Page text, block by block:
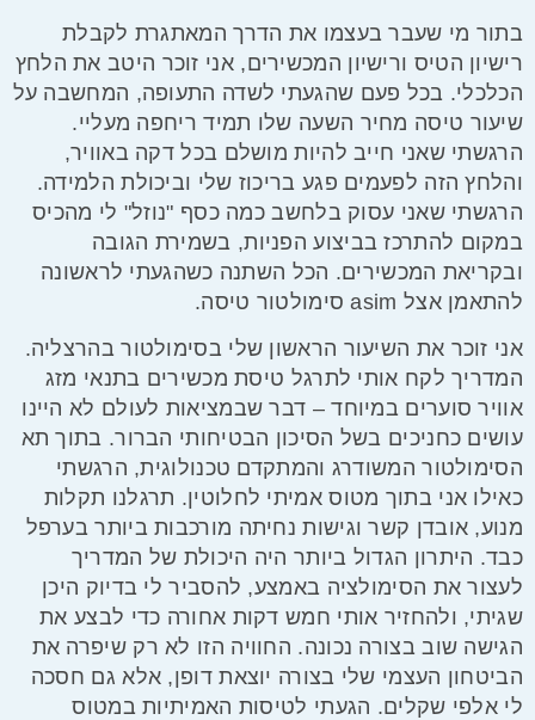
בתור מי שעבר בעצמו את הדרך המאתגרת לקבלת
רישיון הטיס ורישיון המכשירים, אני זוכר היטב את הלחץ
הכלכלי. בכל פעם שהגעתי לשדה התעופה, המחשבה על
שיעור טיסה מחיר השעה שלו תמיד ריחפה מעליי.
הרגשתי שאני חייב להיות מושלם בכל דקה באוויר,
והלחץ הזה לפעמים פגע בריכוז שלי וביכולת הלמידה.
הרגשתי שאני עסוק בלחשב כמה כסף "נוזל" לי מהכיס
במקום להתרכז בביצוע הפניות, בשמירת הגובה
ובקריאת המכשירים. הכל השתנה כשהגעתי לראשונה
להתאמן אצל asim סימולטור טיסה
.
אני זוכר את השיעור הראשון שלי בסימולטור בהרצליה.
המדריך לקח אותי לתרגל טיסת מכשירים בתנאי מזג
אוויר סוערים במיוחד – דבר שבמציאות לעולם לא היינו
עושים כחניכים בשל הסיכון הבטיחותי הברור. בתוך תא
הסימולטור המשודרג והמתקדם טכנולוגית, הרגשתי
כאילו אני בתוך מטוס אמיתי לחלוטין. תרגלנו תקלות
מנוע, אובדן קשר וגישות נחיתה מורכבות ביותר בערפל
כבד. היתרון הגדול ביותר היה היכולת של המדריך
לעצור את הסימולציה באמצע, להסביר לי בדיוק היכן
שגיתי, ולהחזיר אותי חמש דקות אחורה כדי לבצע את
הגישה שוב בצורה נכונה. החוויה הזו לא רק שיפרה את
הביטחון העצמי שלי בצורה יוצאת דופן, אלא גם חסכה
לי אלפי שקלים. הגעתי לטיסות האמיתיות במטוס